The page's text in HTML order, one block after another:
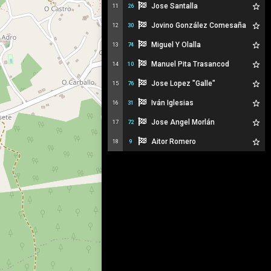
11 26 Jose Santalla
12 30 Jovino González Comesaña
13 74 Miguel Y Olalla
14 10 Manuel Pita Trasancod
15 76 Jose Lopez "Galle"
16 31 Iván Iglesias
17 72 Jose Angel Morlán
18 9 Aitor Romero